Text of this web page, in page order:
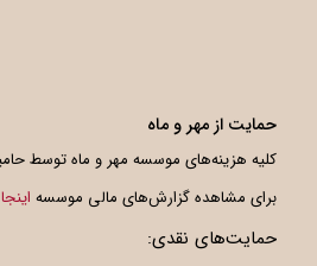
حمایت از مهر و ماه
کلیه هزینه‌های موسسه مهر و ماه توسط
برای مشاهده گزارش‌های مالی موسسه اینجا
حمایت‌های نقدی: